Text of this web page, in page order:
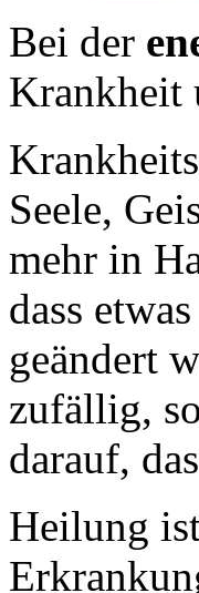
Bei der
Krankheit
Seele,
mehr in
dass
geändert
zufällig,
darauf,
Heilung